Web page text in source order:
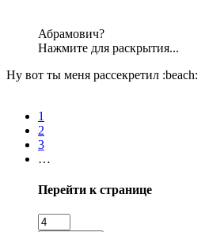
Абрамович?
Нажмите для раскрытия...
Ну вот ты меня рассекретил :beach:
1
2
3
…
Перейти к странице